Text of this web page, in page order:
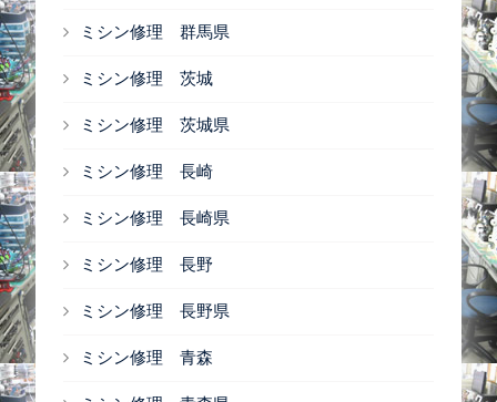
ミシン修理 群馬県
ミシン修理 茨城
ミシン修理 茨城県
ミシン修理 長崎
ミシン修理 長崎県
ミシン修理 長野
ミシン修理 長野県
ミシン修理 青森